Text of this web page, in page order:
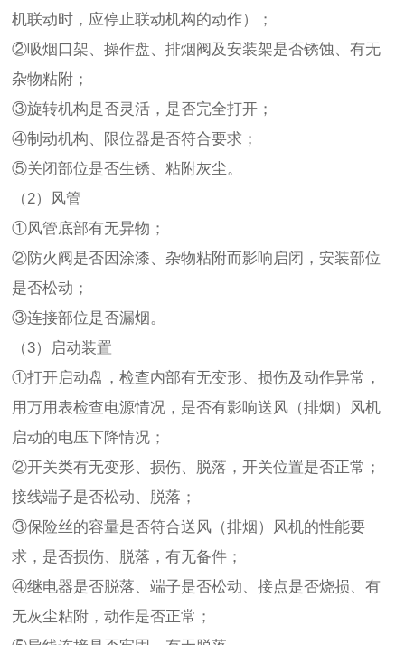
机联动时，应停止联动机构的动作）；
②吸烟口架、操作盘、排烟阀及安装架是否锈蚀、有无
杂物粘附；
③旋转机构是否灵活，是否完全打开；
④制动机构、限位器是否符合要求；
⑤关闭部位是否生锈、粘附灰尘。
（2）风管
①风管底部有无异物；
②防火阀是否因涂漆、杂物粘附而影响启闭，安装部位
是否松动；
③连接部位是否漏烟。
（3）启动装置
①打开启动盘，检查内部有无变形、损伤及动作异常，
用万用表检查电源情况，是否有影响送风（排烟）风机
启动的电压下降情况；
②开关类有无变形、损伤、脱落，开关位置是否正常；
接线端子是否松动、脱落；
③保险丝的容量是否符合送风（排烟）风机的性能要
求，是否损伤、脱落，有无备件；
④继电器是否脱落、端子是否松动、接点是否烧损、有
无灰尘粘附，动作是否正常；